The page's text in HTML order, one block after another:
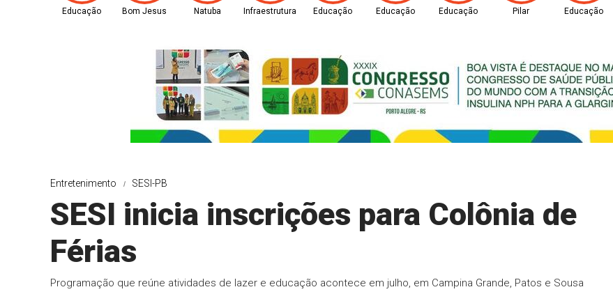
Educação Bom Jesus Natuba Infraestrutura Educação Educação Educação Pilar Educação
Entretenimento SESI-PB
SESI inicia inscrições para Colônia de
Férias
Programação que reúne atividades de lazer e educação acontece em julho, em Campina Grande, Patos e Sousa